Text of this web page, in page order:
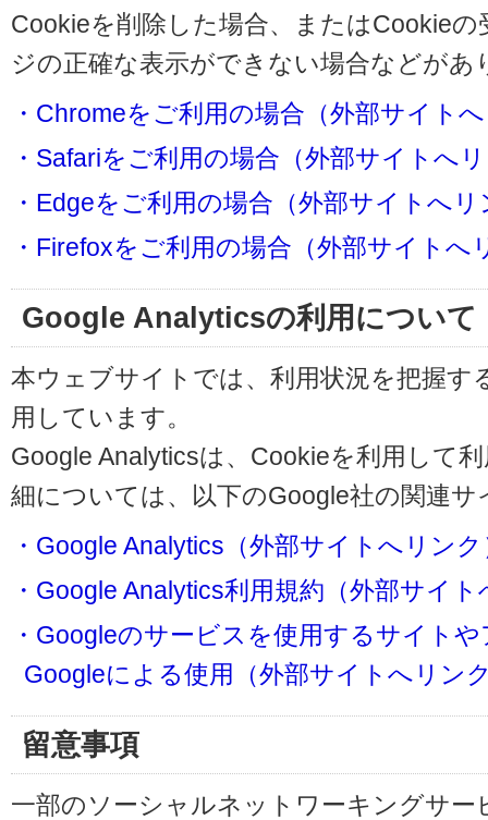
Cookieを削除した場合、またはCookie
ジの正確な表示ができない場合などが
・Chromeをご利用の場合（外部サイト
・Safariをご利用の場合（外部サイトへ
・Edgeをご利用の場合（外部サイトへリ
・Firefoxをご利用の場合（外部サイトへ
Google Analyticsの利用について
本ウェブサイトでは、利用状況を把握す
用しています。
Google Analyticsは、Cookieを利用して
細については、以下のGoogle社の関連
・Google Analytics（外部サイトへリンク
・Google Analytics利用規約（外部サイ
・Googleのサービスを使用するサイト
Googleによる使用（外部サイトへリン
留意事項
一部のソーシャルネットワーキングサー